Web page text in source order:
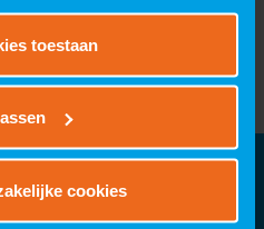
toestaan
cookies